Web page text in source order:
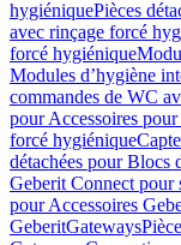
hygiéniquePièces
avec rinçage forcé
forcé hygiénique
Modules d’hygiène
commandes de WC
pour Accessoires
forcé hygiénique
détachées pour Blocs
Geberit Connect pour
pour Accessoires
GeberitGateways